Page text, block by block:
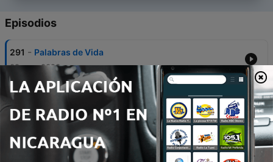
Episodios
291 - Palabras de Vida
09 ago. 2023
290 - Vale la pena guardarse para Dios
Apocalipsis 3:11
27 feb. 2023